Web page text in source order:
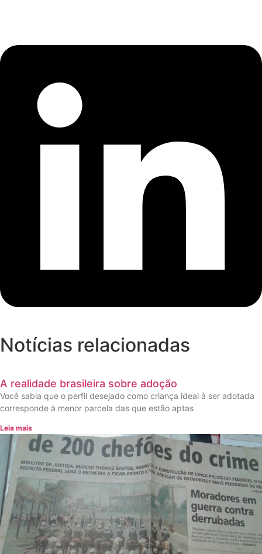
Notícias relacionadas
A realidade brasileira sobre adoção
Você sabia que o perfil desejado como criança ideal à ser adotada
corresponde à menor parcela das que estão aptas
Leia mais